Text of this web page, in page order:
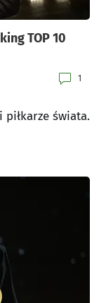
TOP 10
1
świata.